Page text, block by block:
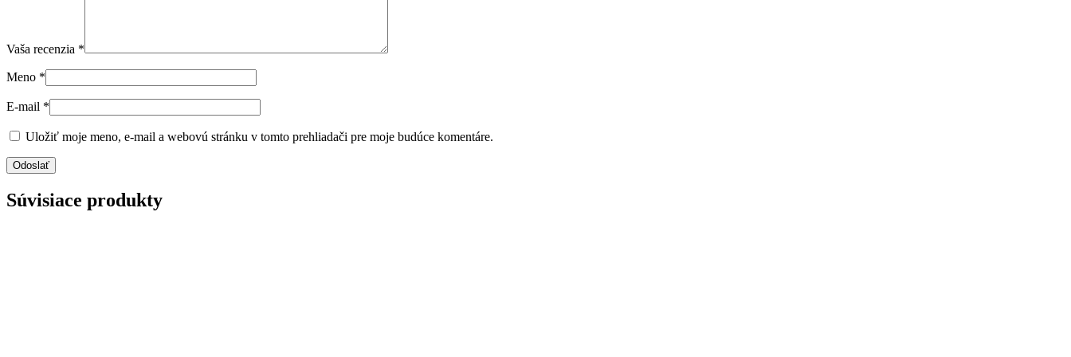
Vaša recenzia *
Meno *
E-mail *
Uložiť moje meno, e-mail a webovú stránku v tomto prehliadači pre moje budúce komentáre.
Súvisiace produkty